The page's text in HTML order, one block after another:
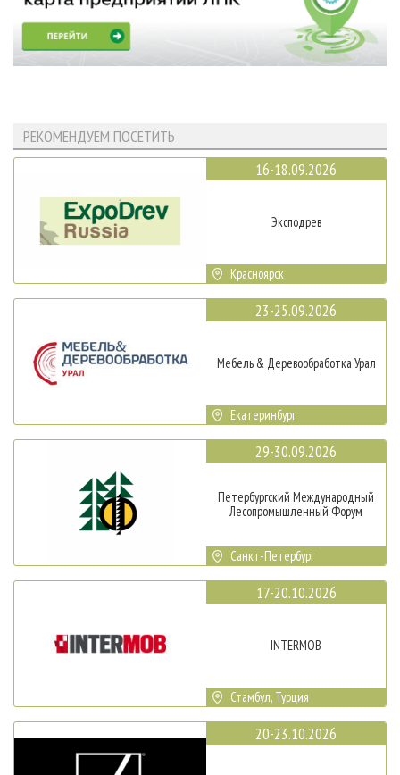
РЕКОМЕНДУЕМ ПОСЕТИТЬ
16-18.09.2026
Эксподрев
Красноярск
23-25.09.2026
Мебель & Деревообработка Урал
Екатеринбург
29-30.09.2026
Петербургский Международный
Лесопромышленный Форум
Санкт-Петербург
17-20.10.2026
INTERMOB
Стамбул, Турция
20-23.10.2026